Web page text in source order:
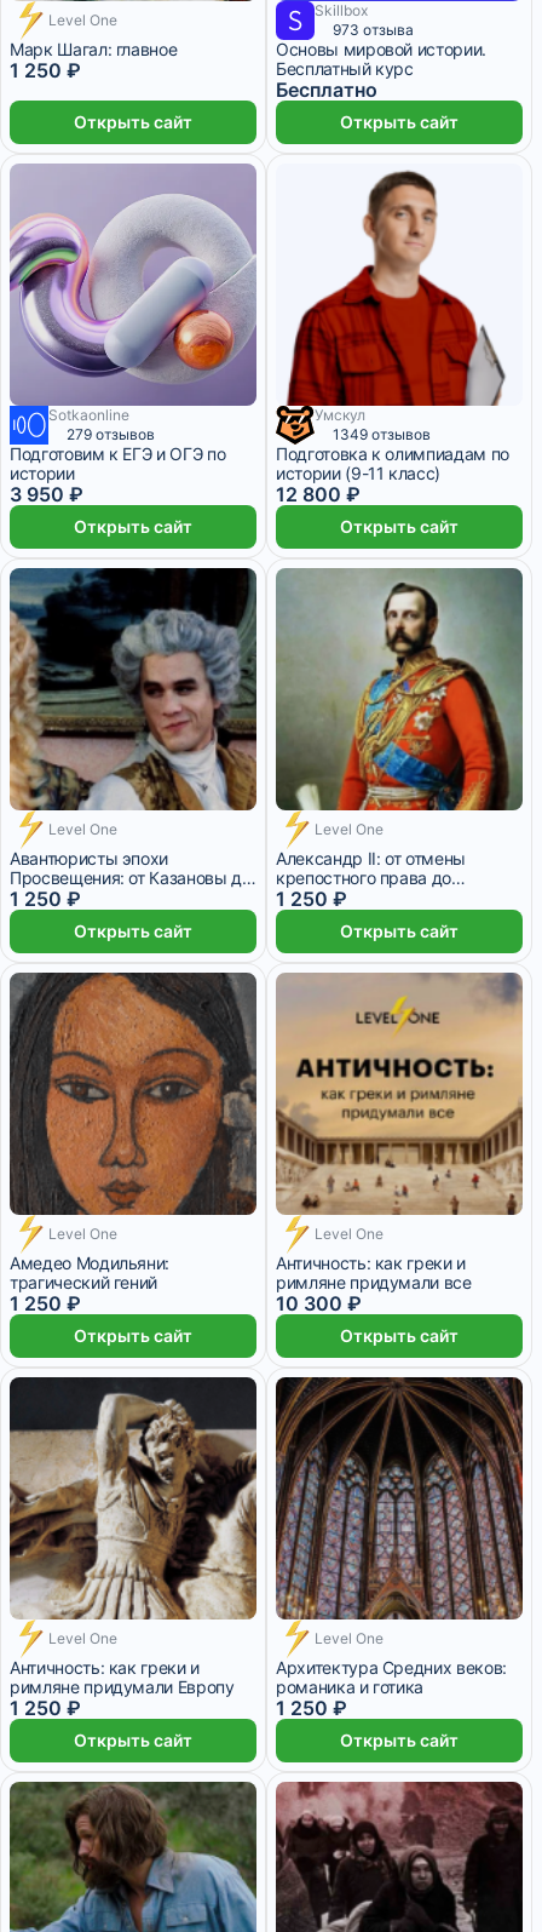
Level One
Марк Шагал: главное
1 250 ₽
Открыть сайт
4 месяца
Skillbox
973 отзыва
Основы мировой истории.
Бесплатный курс
Бесплатно
Открыть сайт
1 месяц
Sotkaonline
279 отзывов
Подготовим к ЕГЭ и ОГЭ по
истории
3 950 ₽
Открыть сайт
3 200 ₽/мес 6 месяцев
Умскул
1349 отзывов
Подготовка к олимпиадам по
истории (9-11 класс)
12 800 ₽
Открыть сайт
Level One
Авантюристы эпохи
Просвещения: от Казановы до
Калиостро
1 250 ₽
Открыть сайт
Level One
Александр II: от отмены
крепостного права до
трагической гибели
1 250 ₽
Открыть сайт
Level One
Амедео Модильяни:
трагический гений
1 250 ₽
Открыть сайт
Level One
Античность: как греки и
римляне придумали все
10 300 ₽
Открыть сайт
Level One
Античность: как греки и
римляне придумали Европу
1 250 ₽
Открыть сайт
Level One
Архитектура Средних веков:
романика и готика
1 250 ₽
Открыть сайт